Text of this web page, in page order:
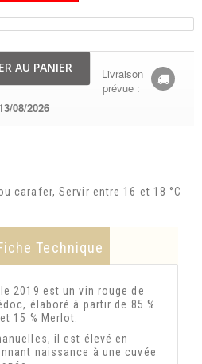
AU PANIER
Livraison
prévue :
13/08/2026
carafer, Servir entre 16 et 18 °C
Technique
2019 est un vin rouge de
élaboré à partir de 85 %
15 % Merlot.
il est élevé en
naissance à une cuvée